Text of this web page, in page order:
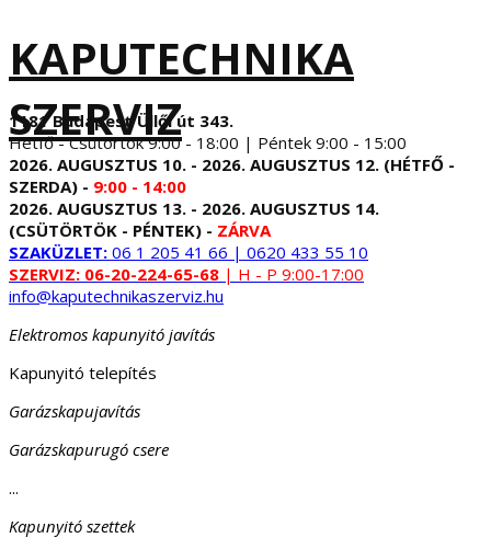
KAPUTECHNIKA
SZERVIZ
1181 Budapest Üllői út 343.
Hétfő - Csütörtök 9:00 - 18:00 | Péntek 9:00 - 15:00
2026. AUGUSZTUS 10. - 2026. AUGUSZTUS 12. (HÉTFŐ -
SZERDA) - 9:00 - 14:00
2026. AUGUSZTUS 13. - 2026. AUGUSZTUS 14.
(CSÜTÖRTÖK - PÉNTEK) - ZÁRVA
SZAKÜZLET: 06 1 205 41 66 | 0620 433 55 10
SZERVIZ: 06-20-224-65-68 | H - P 9:00-17:00
info@kaputechnikaszerviz.hu
Elektromos kapunyitó javítás
Kapunyitó telepítés
Garázskapujavítás
Garázskapurugó csere
...
Kapunyitó szettek